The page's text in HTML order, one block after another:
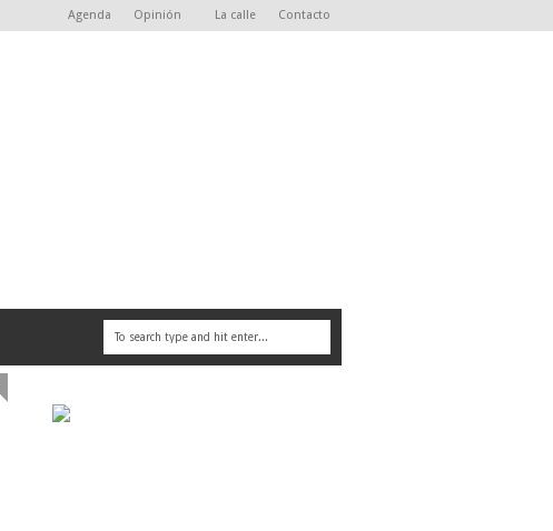
Agenda Opinión La calle Contacto